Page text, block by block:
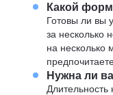
Какой
Готовы ли вы
за несколько
на несколько
Нужна ли
Длительность